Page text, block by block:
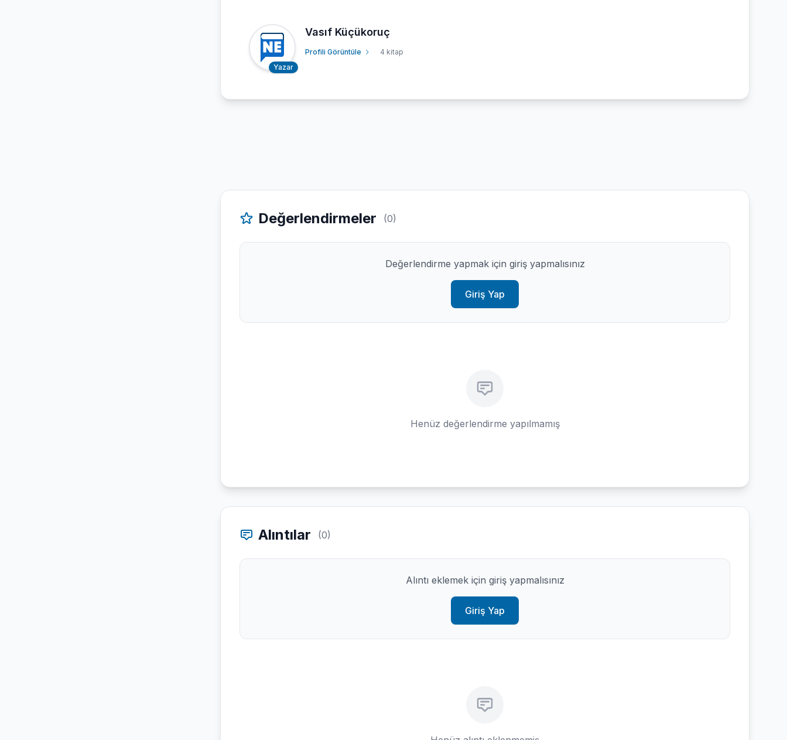
Yazar
Vasıf Küçükoruç
Profili Görüntüle 4 kitap
Değerlendirmeler (0)
Değerlendirme yapmak için giriş yapmalısınız
Giriş Yap
Henüz değerlendirme yapılmamış
Alıntılar (0)
Alıntı eklemek için giriş yapmalısınız
Giriş Yap